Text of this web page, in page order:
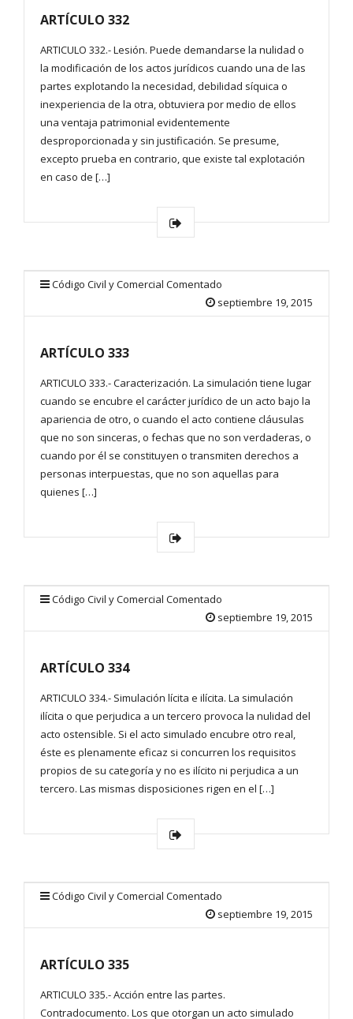
ARTÍCULO 332
ARTICULO 332.- Lesión. Puede demandarse la nulidad o
la modificación de los actos jurídicos cuando una de las
partes explotando la necesidad, debilidad síquica o
inexperiencia de la otra, obtuviera por medio de ellos
una ventaja patrimonial evidentemente
desproporcionada y sin justificación. Se presume,
excepto prueba en contrario, que existe tal explotación
en caso de […]
Código Civil y Comercial Comentado
septiembre 19, 2015
ARTÍCULO 333
ARTICULO 333.- Caracterización. La simulación tiene lugar
cuando se encubre el carácter jurídico de un acto bajo la
apariencia de otro, o cuando el acto contiene cláusulas
que no son sinceras, o fechas que no son verdaderas, o
cuando por él se constituyen o transmiten derechos a
personas interpuestas, que no son aquellas para
quienes […]
Código Civil y Comercial Comentado
septiembre 19, 2015
ARTÍCULO 334
ARTICULO 334.- Simulación lícita e ilícita. La simulación
ilícita o que perjudica a un tercero provoca la nulidad del
acto ostensible. Si el acto simulado encubre otro real,
éste es plenamente eficaz si concurren los requisitos
propios de su categoría y no es ilícito ni perjudica a un
tercero. Las mismas disposiciones rigen en el […]
Código Civil y Comercial Comentado
septiembre 19, 2015
ARTÍCULO 335
ARTICULO 335.- Acción entre las partes.
Contradocumento. Los que otorgan un acto simulado